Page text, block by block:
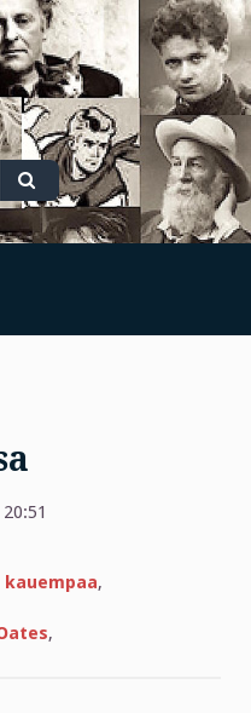
Search
20:51
kauempaa,
,